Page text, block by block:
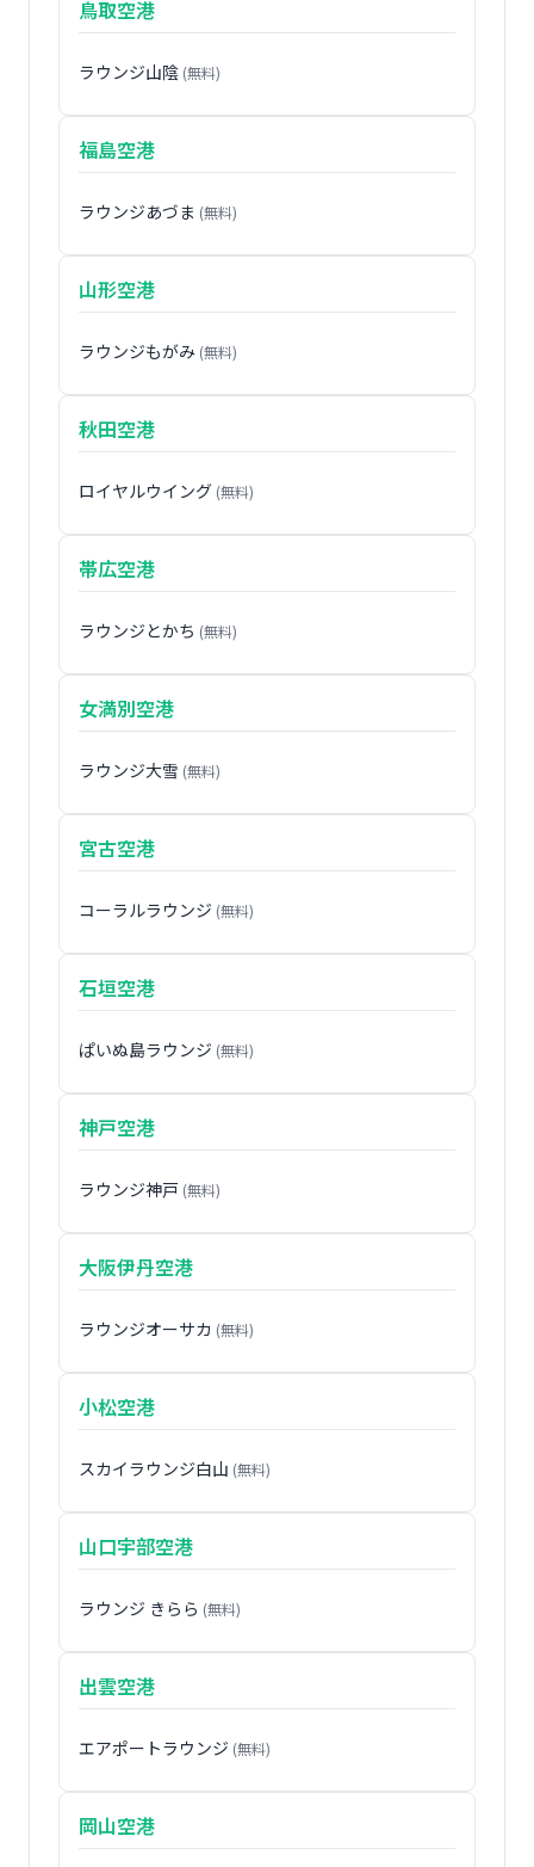
鳥取空港
ラウンジ山陰 (無料)
福島空港
ラウンジあづま (無料)
山形空港
ラウンジもがみ (無料)
秋田空港
ロイヤルウイング (無料)
帯広空港
ラウンジとかち (無料)
女満別空港
ラウンジ大雪 (無料)
宮古空港
コーラルラウンジ (無料)
石垣空港
ぱいぬ島ラウンジ (無料)
神戸空港
ラウンジ神戸 (無料)
大阪伊丹空港
ラウンジオーサカ (無料)
小松空港
スカイラウンジ白山 (無料)
山口宇部空港
ラウンジ きらら (無料)
出雲空港
エアポートラウンジ (無料)
岡山空港